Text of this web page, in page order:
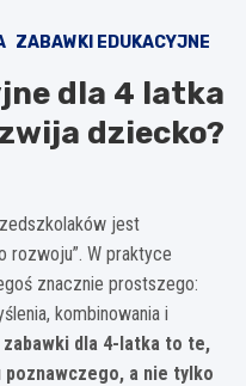
ZABAWKI EDUKACYJNE
dla 4 latka
dziecko?
jest
rozwoju”. W praktyce
znacznie prostszego:
kombinowania i
dla 4-latka to te,
a nie tylko